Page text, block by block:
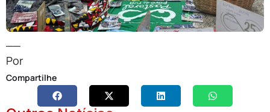
Por
Compartilhe